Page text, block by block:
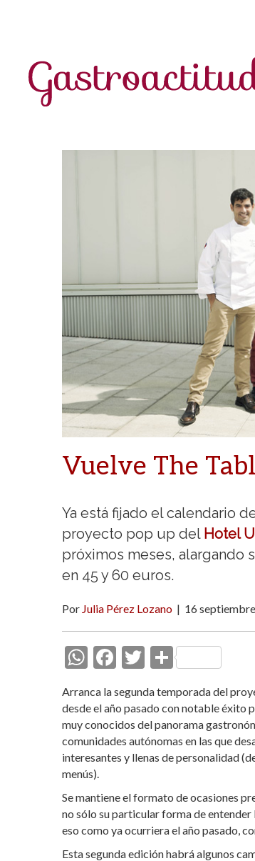
Vuelve The
Ya está fijado el calendario
proyecto pop up del Hotel
próximos meses, alargando
en 45 y 60 euros.
Por Julia Pérez Lozano | 16
W
at
s
A
p
p
F
e
b
o
o
k
T
itt
er
C
m
p
ar
ti
r
Arranca la segunda temporada del
desde el año pasado con notable éxito
muy conocidos del panorama
comunidades autónomas en las que
interesantes y llenas de personalidad
menús).
Se mantiene el formato de ocasiones
no sólo su particular forma de entender
eso como ya ocurriera el año pasado,
Esta segunda edición habrá algunos